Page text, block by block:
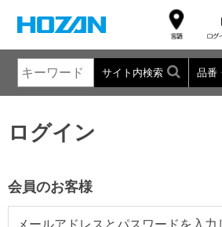
サイト内検索 品番
ログイン
会員のお客様
メールアドレスとパスワードを入力